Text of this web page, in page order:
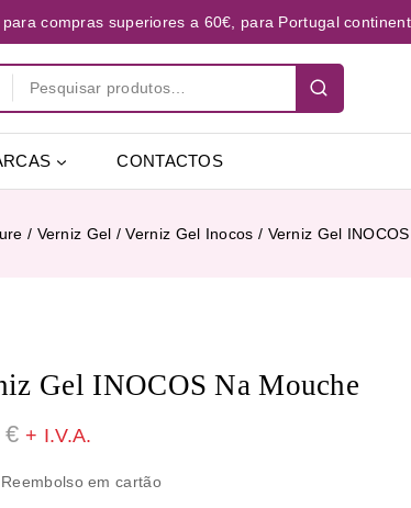
compras superiores a 60€, para Portugal
CONTACTOS
/ Verniz Gel / Verniz Gel Inocos / Verniz Gel
Gel INOCOS Na Mouche
€ + I.V.A.
em cartão